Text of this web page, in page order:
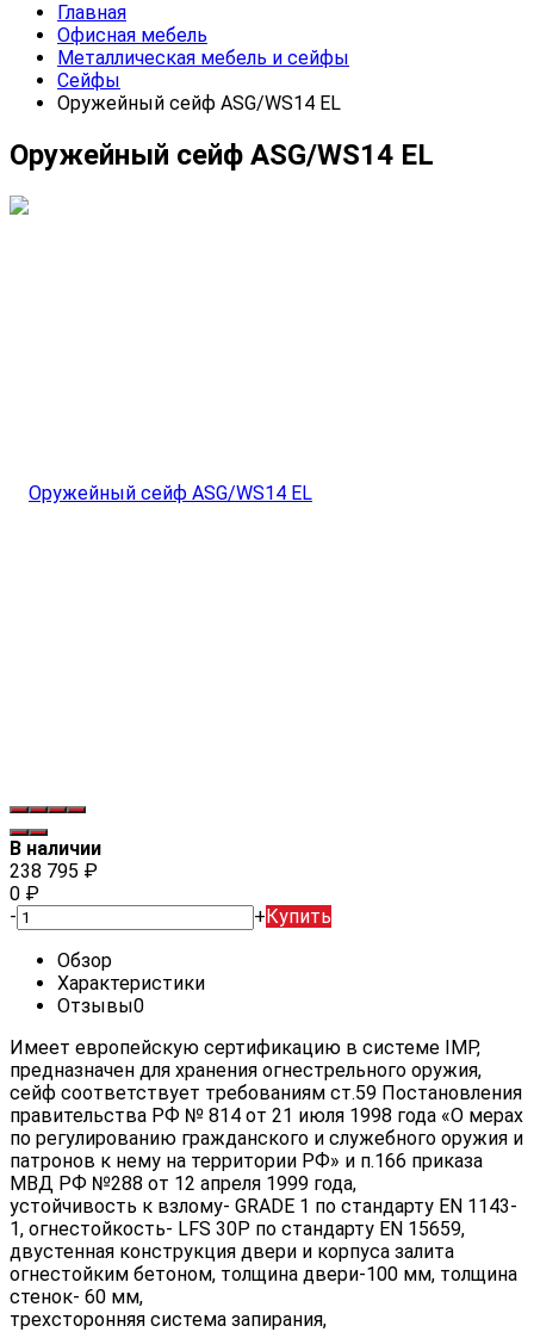
Главная
Офисная мебель
Металлическая мебель и сейфы
Сейфы
Оружейный сейф ASG/WS14 EL
Оружейный сейф ASG/WS14 EL
В наличии
238 795 ₽
0 ₽
-
+Купить
Обзор
Характеристики
Отзывы0
Имеет европейскую сертификацию в системе IMP,
предназначен для хранения огнестрельного оружия,
сейф соответствует требованиям ст.59 Постановления
правительства РФ № 814 от 21 июля 1998 года «О мерах
по регулированию гражданского и служебного оружия и
патронов к нему на территории РФ» и п.166 приказа
МВД РФ №288 от 12 апреля 1999 года,
устойчивость к взлому- GRADE 1 по стандарту EN 1143-
1, огнестойкость- LFS 30P по стандарту EN 15659,
двустенная конструкция двери и корпуса залита
огнестойким бетоном, толщина двери-100 мм, толщина
стенок- 60 мм,
трехсторонняя система запирания,